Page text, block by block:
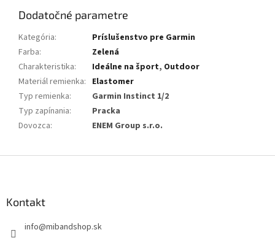
Dodatočné parametre
Kategória:
Príslušenstvo pre Garmin
Farba:
Zelená
Charakteristika: Ideálne na šport, Outdoor
Materiál remienka: Elastomer
Typ remienka:
Garmin Instinct 1/2
Typ zapínania:
Pracka
Dovozca: ENEM Group s.r.o.
Kontakt
info@mibandshop.sk